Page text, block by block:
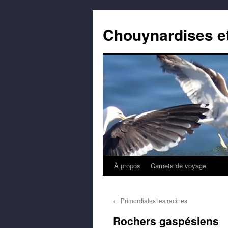
contenu
Chouynardises
À propos Carnets de voyage
← Primordiales les racines
Rochers gaspésiens